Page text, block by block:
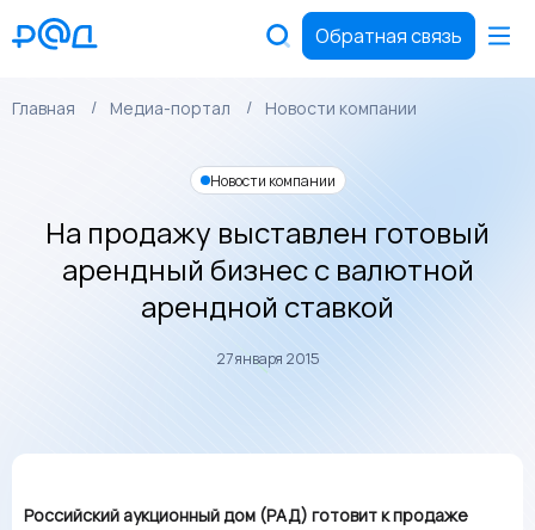
Обратная связь
Главная Медиа-портал Новости компании
Новости компании
На продажу выставлен готовый
арендный бизнес с валютной
арендной ставкой
27 января 2015
Российский аукционный дом (РАД) готовит к продаже